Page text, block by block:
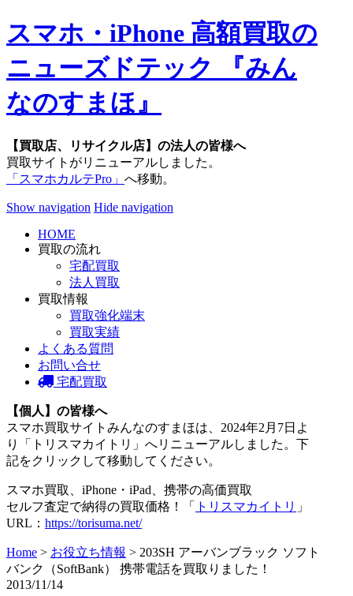
スマホ・iPhone 高額買取の
ニューズドテック 『みん
なのすまほ』
【買取店、リサイクル店】の法人の皆様へ
買取サイトがリニューアルしました。
「スマホカルテPro」 へ移動。
Show navigation Hide navigation
HOME
買取の流れ
宅配買取
法人買取
買取情報
買取強化端末
買取実績
よくある質問
お問い合せ
宅配買取
【個人】の皆様へ
スマホ買取サイトみんなのすまほは、2024年2月7日よ
り「トリスマカイトリ」へリニューアルしました。下
記をクリックして移動してください。
スマホ買取、iPhone・iPad、携帯の高価買取
セルフ査定で納得の買取価格！「
トリスマカイトリ 」
URL： https://torisuma.net/
Home > お役立ち情報 > 203SH アーバンブラック ソフト
バンク（SoftBank） 携帯電話を買取りました！
2013/11/14